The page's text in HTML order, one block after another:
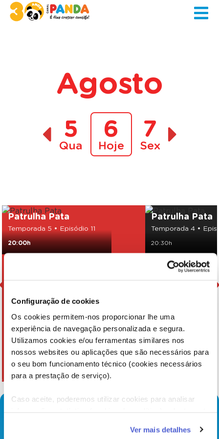
Configuração de cookies
Os cookies permitem-nos proporcionar lhe uma
experiência de navegação personalizada e segura.
Utilizamos cookies e/ou ferramentas similares nos
nossos websites ou aplicações que são necessários para
o seu bom funcionamento técnico (cookies necessários
para a prestação de serviço).
Caso aceite, poderemos utilizar cookies para analisar
funcionalidades (cookies de personalização e
Ver mais detalhes
Agosto
5
Qua
6
Hoje
7
Sex
Patrulha Pata
Temporada 5 • Episódio 11
20:00h
Patrulha Pata
Temporada 4 •
20:30h